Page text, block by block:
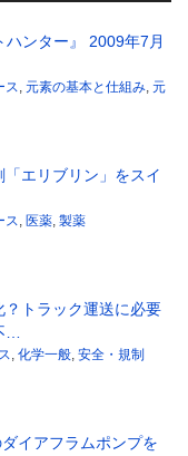
ハンター』 2009年7月
ス, 元素の基本と仕組み, 元
「エリブリン」をスイ
ス, 医薬, 製薬
トラック運送に必要
…
, 化学一般, 安全・規制
イアフラムポンプを